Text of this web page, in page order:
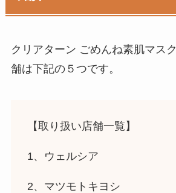
クリアターン ごめんね素肌マスク
舗は下記の５つです。
【取り扱い店舗一覧】
1、ウェルシア
2、マツモトキヨシ